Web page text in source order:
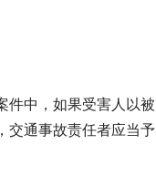
件中，如果受害人以被
交通事故责任者应当予